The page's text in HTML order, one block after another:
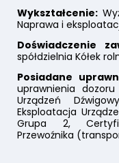
Wykształcenie:
Naprawa i
Doświadczenie
spółdzielnia Kółek
Posiadane
uprawnienia
Urządzeń
Eksploatacja
Grupa 2,
Przewoźnika